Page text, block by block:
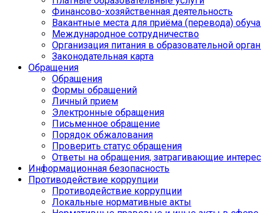
Финансово-хозяйственная деятельность
Вакантные места для приёма (перевода)
Международное сотрудничество
Организация питания в образовательной
Законодательная карта
Обращения
Обращения
Формы обращений
Личный прием
Электронные обращения
Письменное обращение
Порядок обжалования
Проверить статус обращения
Ответы на обращения, затрагивающие
Информационная безопасность
Противодействие коррупции
Противодействие коррупции
Локальные нормативные акты